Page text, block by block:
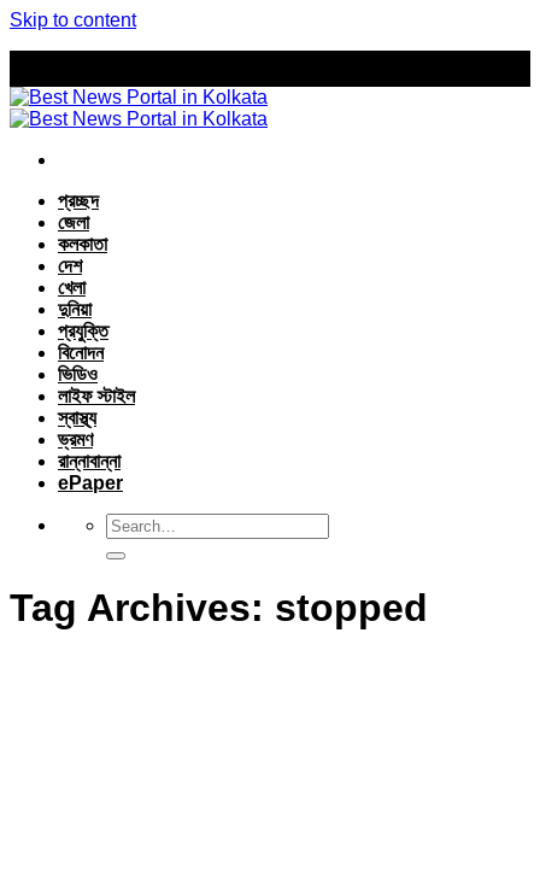
Skip to content
প্রচ্ছদ
জেলা
কলকাতা
দেশ
খেলা
দুনিয়া
প্রযুক্তি
বিনোদন
ভিডিও
লাইফ স্টাইল
স্বাস্থ্য
ভ্রমণ
রান্নাবান্না
ePaper
Tag Archives: stopped